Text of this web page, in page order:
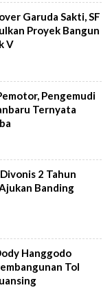
Garuda Sakti, SF
Proyek Bangun
V
Pengemudi
Ternyata
2 Tahun
Banding
Hanggodo
Tol